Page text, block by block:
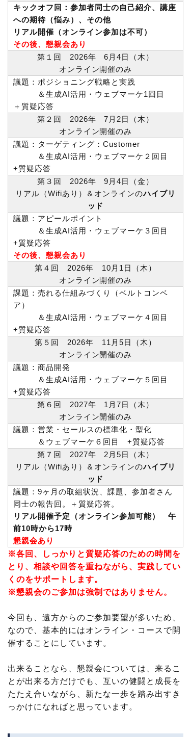
キックオフ回：参加者同士の自己紹介、講座
への期待（悩み）、その他
リアル開催（オンライン参加は不可）
その後、懇親会あり
第１回 2026年 6月4日（木）
オンライン開催のみ
議題：ポジショニング戦略と実践
＆生成AI活用・ウェブマーケ1回目
＋質疑応答
第２回 2026年 7月2日（木）
オンライン開催のみ
議題：ターゲティング：Customer
＆生成AI活用・ウェブマーケ２回目
+質疑応答
第３回 2026年 9月4日（金）
リアル（Wifiあり）＆オンラインのハイブリ
ッド
議題：アピールポイント
＆生成AI活用・ウェブマーケ３回目
+質疑応答
その後、懇親会あり
第４回 2026年 10月1日（木）
オンライン開催のみ
課題：売れる仕組みづくり（ベルトコンベ
ア）
＆生成AI活用・ウェブマーケ４回目
+質疑応答
第５回 2026年 11月5日（木）
オンライン開催のみ
議題：商品開発
＆生成AI活用・ウェブマーケ５回目
+質疑応答
第６回 2027年 1月7日（木）
オンライン開催のみ
議題：営業・セールスの標準化・型化
＆ウェブマーケ６回目 +質疑応答
第７回 2027年 2月5日（木）
リアル（Wifiあり）＆オンラインのハイブリ
ッド
議題：9ヶ月の取組状況、課題、参加者さん
同士の報告回。＋質疑応答。
リアル開催予定（オンライン参加可能） 午
前10時から17時
懇親会あり
※各回、しっかりと質疑応答のための時間を
とり、相談や回答を重ねながら、実践してい
くのをサポートします。
※懇親会のご参加は強制ではありません。
今回も、遠方からのご参加要望が多いため、
なので、基本的にはオンライン・コースで開
催することにしています。
出来ることなら、懇親会については、来るこ
とが出来る方だけでも、互いの健闘と成長を
たたえ合いながら、新たな一歩を踏み出すき
っかけになればと思っています。